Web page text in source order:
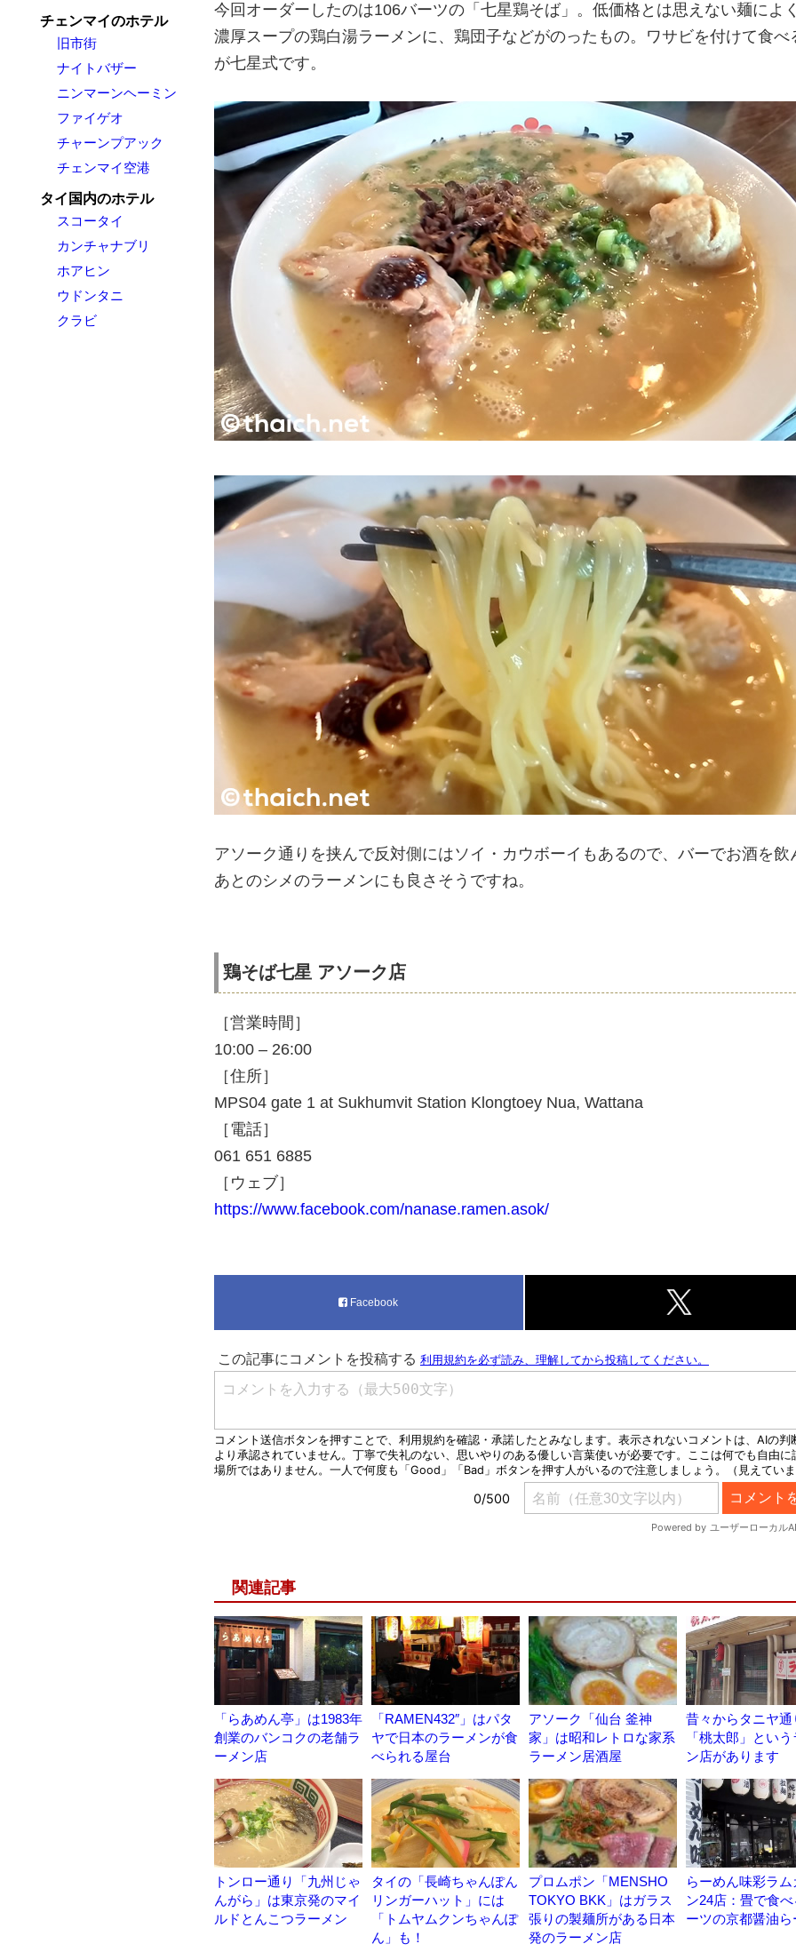
チェンマイのホテル
旧市街
ナイトバザー
ニンマーンヘーミン
ファイゲオ
チャーンプアック
チェンマイ空港
タイ国内のホテル
スコータイ
カンチャナブリ
ホアヒン
ウドンタニ
クラビ
今回オーダーしたのは106バーツの「七星鶏そば」。低価格とは思えない麺によ
濃厚スープの鶏白湯ラーメンに、鶏団子などがのったもの。ワサビを付けて食べ
が七星式です。
アソーク通りを挟んで反対側にはソイ・カウボーイもあるので、バーでお酒を飲
あとのシメのラーメンにも良さそうですね。
鶏そば七星 アソーク店
［営業時間］
10:00 – 26:00
［住所］
MPS04 gate 1 at Sukhumvit Station Klongtoey Nua, Wattana
［電話］
061 651 6885
［ウェブ］
https://www.facebook.com/nanase.ramen.asok/
Facebook
関連記事
「らあめん亭」は1983年
創業のバンコクの老舗ラ
ーメン店
「RAMEN432″」はパタ
ヤで日本のラーメンが食
べられる屋台
アソーク「仙台 釜神
家」は昭和レトロな家系
ラーメン居酒屋
昔々からタニヤ通
「桃太郎」とい
ン店があります
トンロー通り「九州じゃ
んがら」は東京発のマイ
ルドとんこつラーメン
タイの「長崎ちゃんぽん
リンガーハット」には
「トムヤムクンちゃんぽ
ん」も！
プロムポン「MENSHO
TOKYO BKK」はガラス
張りの製麺所がある日本
発のラーメン店
らーめん味彩ラ
ン24店：畳で食
ーツの京都醤油ら